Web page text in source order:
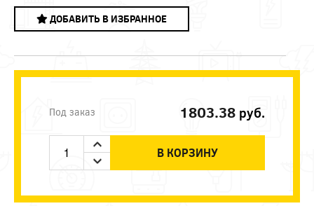
ДОБАВИТЬ В ИЗБРАННОЕ
Под заказ 1803.38 руб.
В КОРЗИНУ